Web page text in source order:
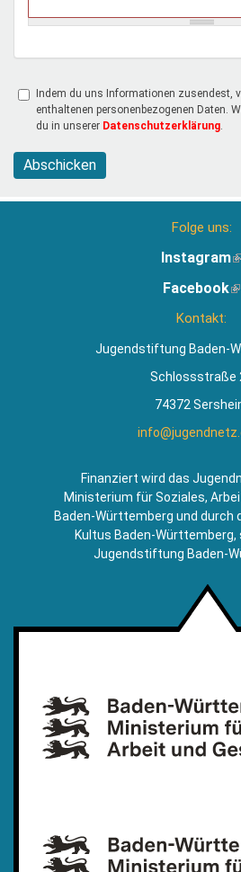
Indem du uns Informationen zusendest,
enthaltenen personenbezogenen Daten.
du in unserer Datenschutzerklärung
Abschicken
Folge uns:
Instagram
Facebook
Kontakt:
Jugendstiftung Baden-
Schlossstraße
74372
Finanziert wird das
Ministerium für Soziales,
Baden-Württemberg und durch
Kultus Baden-Württemberg,
Jugendstiftung Baden-